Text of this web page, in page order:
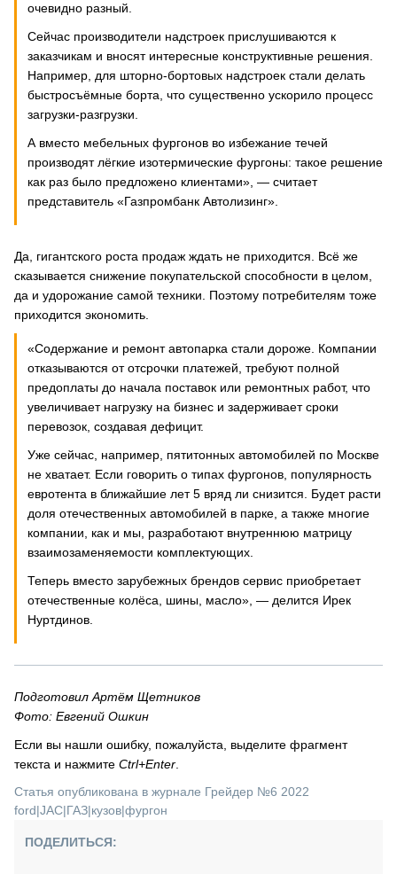
очевидно разный.
Сейчас производители надстроек прислушиваются к
заказчикам и вносят интересные конструктивные решения.
Например, для шторно-бортовых надстроек стали делать
быстросъёмные борта, что существенно ускорило процесс
загрузки-разгрузки.
А вместо мебельных фургонов во избежание течей
производят лёгкие изотермические фургоны: такое решение
как раз было предложено клиентами», — считает
представитель «Газпромбанк Автолизинг».
Да, гигантского роста продаж ждать не приходится. Всё же
сказывается снижение покупательской способности в целом,
да и удорожание самой техники. Поэтому потребителям тоже
приходится экономить.
«Содержание и ремонт автопарка стали дороже. Компании
отказываются от отсрочки платежей, требуют полной
предоплаты до начала поставок или ремонтных работ, что
увеличивает нагрузку на бизнес и задерживает сроки
перевозок, создавая дефицит.
Уже сейчас, например, пятитонных автомобилей по Москве
не хватает. Если говорить о типах фургонов, популярность
евротента в ближайшие лет 5 вряд ли снизится. Будет расти
доля отечественных автомобилей в парке, а также многие
компании, как и мы, разработают внутреннюю матрицу
взаимозаменяемости комплектующих.
Теперь вместо зарубежных брендов сервис приобретает
отечественные колёса, шины, масло», — делится Ирек
Нуртдинов.
Подготовил Артём Щетников
Фото: Евгений Ошкин
Если вы нашли ошибку, пожалуйста, выделите фрагмент
текста и нажмите Ctrl+Enter
Статья опубликована в журнале Грейдер №6 2022
ford|JAC|ГАЗ|кузов|фургон
ПОДЕЛИТЬСЯ: